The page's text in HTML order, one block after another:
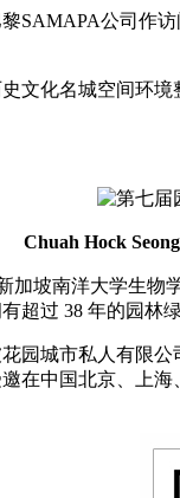
公司作访
化名城空间环境
Chuah Hock
坡南洋大学生物
超过 38 年的园林
城市私人有限公
在中国北京、上